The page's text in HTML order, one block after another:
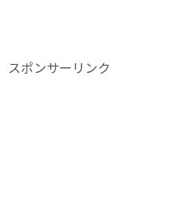
スポンサーリンク